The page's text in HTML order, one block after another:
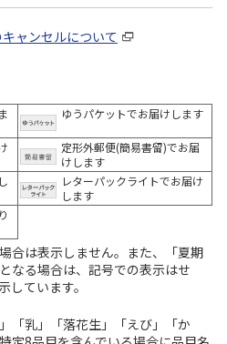
ャンセルについて
ゆうパケットでお届けします
定形外郵便(簡易書留)でお届
けします
レターパックライトでお届け
します
合は表示しません。また、「夏期
なる場合は、記号での表示はせ
しています。
「乳」「落花生」「えび」「か